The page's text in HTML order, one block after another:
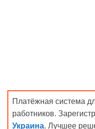
Платёжная система
работников.
Украина. Лучшее